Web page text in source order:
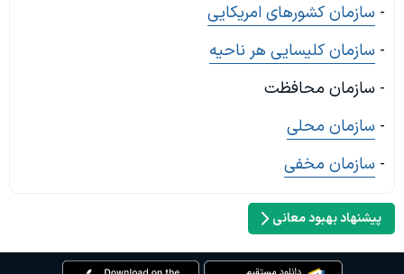
- سازمان کشورهای امریکایی
- سازمان کلیسایی هر ناحیه
- سازمان محافظت
- سازمان محلی
- سازمان مخفی
پیشنهاد بهبود معانی